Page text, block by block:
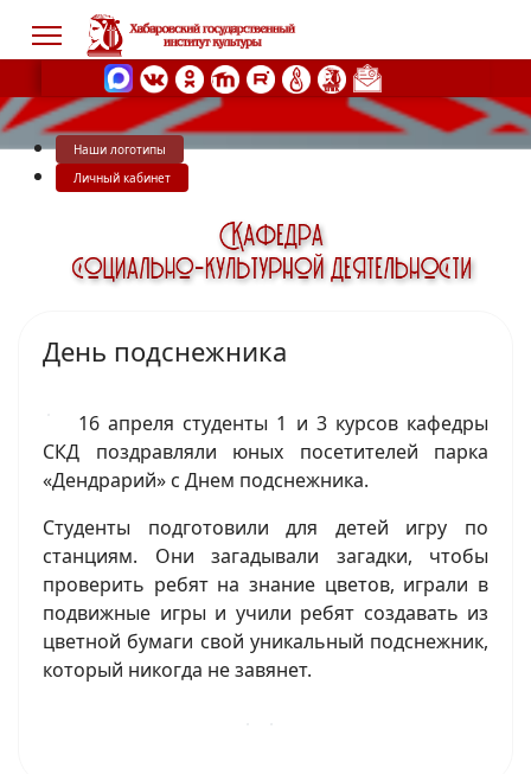
Наши логотипы
Личный кабинет
День подснежника
16 апреля студенты 1 и 3 курсов кафедры
СКД поздравляли юных посетителей парка
«Дендрарий» с Днем подснежника.
Студенты подготовили для детей игру по
станциям. Они загадывали загадки, чтобы
проверить ребят на знание цветов, играли в
подвижные игры и учили ребят создавать из
цветной бумаги свой уникальный подснежник,
который никогда не завянет.